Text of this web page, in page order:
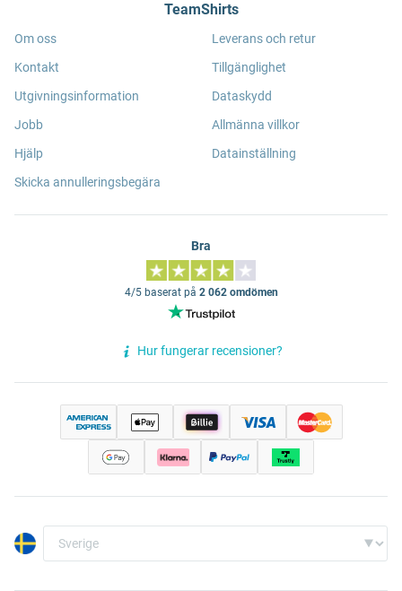
TeamShirts
Om oss
Kontakt
Utgivningsinformation
Jobb
Hjälp
Skicka annulleringsbegära
Leverans och retur
Tillgänglighet
Dataskydd
Allmänna villkor
Datainställning
Bra
4/5 baserat på 2 062 omdömen
Hur fungerar recensioner?